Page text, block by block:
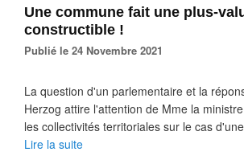
Une commune fait une plus-
constructible !
Publié le 24 Novembre 2021
La question d'un parlementaire et la
Herzog attire l'attention de Mme la
les collectivités territoriales sur le cas
Lire la suite